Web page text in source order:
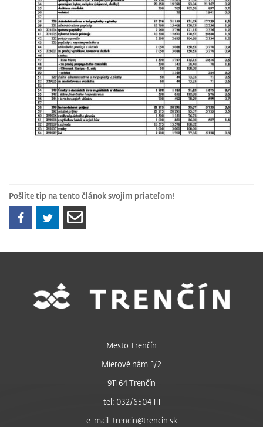
Pošlite tip na tento článok svojim priateľom!
Mesto Trenčín
Mierové nám. 1/2
911 64 Trenčín
tel: 032/6504 111
e-mail: trencin@trencin.sk